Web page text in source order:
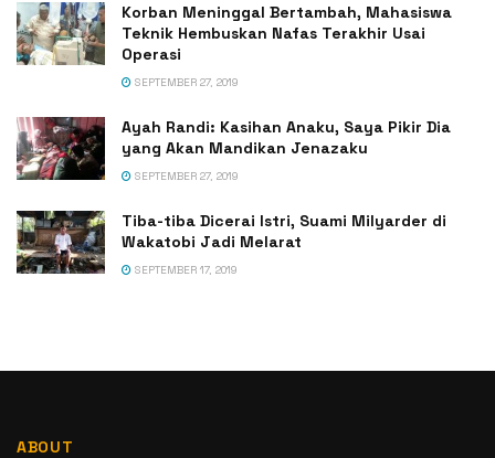
Korban Meninggal Bertambah, Mahasiswa
Teknik Hembuskan Nafas Terakhir Usai
Operasi
SEPTEMBER 27, 2019
Ayah Randi: Kasihan Anaku, Saya Pikir Dia
yang Akan Mandikan Jenazaku
SEPTEMBER 27, 2019
Tiba-tiba Dicerai Istri, Suami Milyarder di
Wakatobi Jadi Melarat
SEPTEMBER 17, 2019
ABOUT